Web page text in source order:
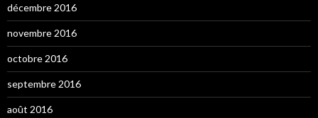
décembre 2016
novembre 2016
octobre 2016
septembre 2016
août 2016